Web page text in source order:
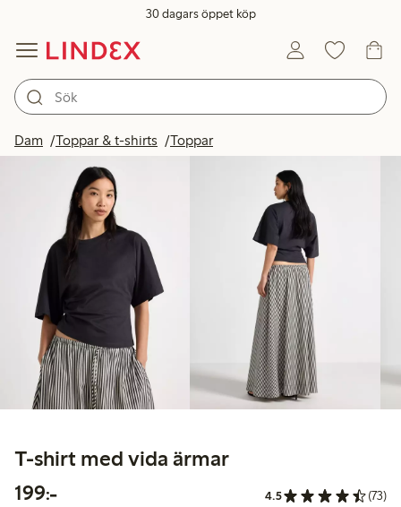
30 dagars öppet köp
Dam Toppar & t-shirts Toppar
T-shirt med vida ärmar
199:-199,00 kr 4.5 (73)